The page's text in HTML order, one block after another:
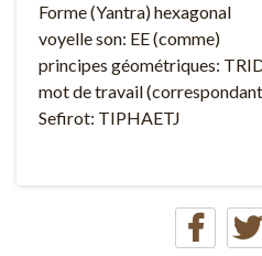
Forme (Yantra) hexagonal
voyelle son: EE (comme)
principes géométriques:
mot de travail
Sefirot: TIPHAETJ